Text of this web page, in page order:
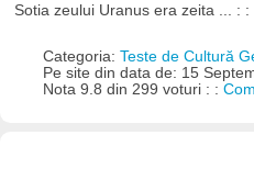
Sotia zeului Uranus era zeita ... : :
Categoria: Teste de Cultură
Pe site din data de: 15
Nota 9.8 din 299 voturi : :